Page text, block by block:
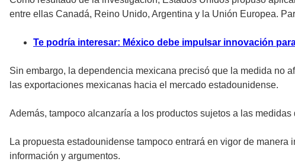
entre ellas Canadá, Reino Unido, Argentina y la Unión Europea.
Te podría interesar: México debe impulsar innovación
Sin embargo, la dependencia mexicana precisó que la medida no
las exportaciones mexicanas hacia el mercado estadounidense.
Además, tampoco alcanzaría a los productos sujetos a las
La propuesta estadounidense tampoco entrará en vigor de
información y argumentos.